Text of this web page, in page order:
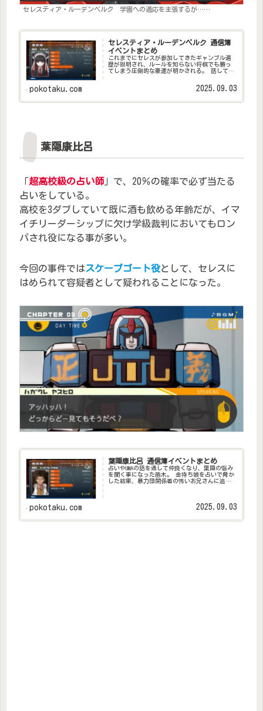
セレスティア・ルーデンベルク 学園への適応を主張するが……
セレスティア・ルーデンベルク 通信簿
イベントまとめ
これまでにセレスが参加してきたギャンブル遍
歴が説明され、ルールを知らない将棋でも勝っ
てしまう圧倒的な豪運が明かされる。 話してい
pokotaku.com 2025.09.03
葉隠康比呂
「超高校級の占い師 」で、20％の確率で必ず当たる
占いをしている。
高校を3ダブしていて既に酒も飲める年齢だが、イマ
イチリーダーシップに欠け学級裁判においてもロン
パされ役になる事が多い。
今回の事件ではスケープゴート役として、セレスに
はめられて容疑者として疑われることになった。
葉隠康比呂 通信簿イベントまとめ
占いやUMAの話を通して仲良くなり、葉隠の悩み
を聞く事になった苗木。 金持ち娘を占いで脅か
した結果、暴力団関係者の怖いお兄さんに追わ
pokotaku.com 2025.09.03